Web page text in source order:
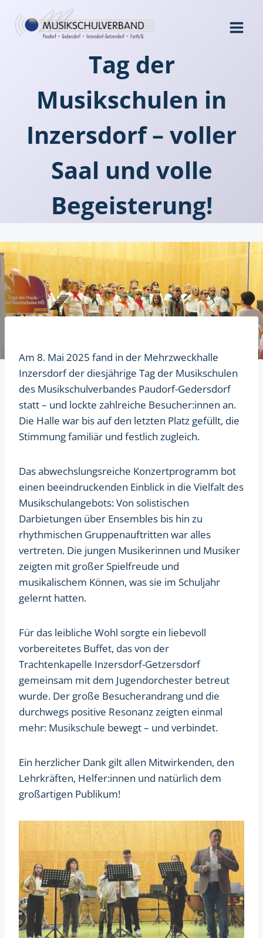
Inhalt
springen
Tag der
Musikschulen in
Inzersdorf – voller
Saal und volle
Begeisterung!
Am 8. Mai 2025 fand in der Mehrzweckhalle
Inzersdorf der diesjährige Tag der Musikschulen
des Musikschulverbandes Paudorf-Gedersdorf
statt – und lockte zahlreiche Besucher:innen an.
Die Halle war bis auf den letzten Platz gefüllt, die
Stimmung familiär und festlich zugleich.
Das abwechslungsreiche Konzertprogramm bot
einen beeindruckenden Einblick in die Vielfalt des
Musikschulangebots: Von solistischen
Darbietungen über Ensembles bis hin zu
rhythmischen Gruppenauftritten war alles
vertreten. Die jungen Musikerinnen und Musiker
zeigten mit großer Spielfreude und
musikalischem Können, was sie im Schuljahr
gelernt hatten.
Für das leibliche Wohl sorgte ein liebevoll
vorbereitetes Buffet, das von der
Trachtenkapelle Inzersdorf-Getzersdorf
gemeinsam mit dem Jugendorchester betreut
wurde. Der große Besucherandrang und die
durchwegs positive Resonanz zeigten einmal
mehr: Musikschule bewegt – und verbindet.
Ein herzlicher Dank gilt allen Mitwirkenden, den
Lehrkräften, Helfer:innen und natürlich dem
großartigen Publikum!